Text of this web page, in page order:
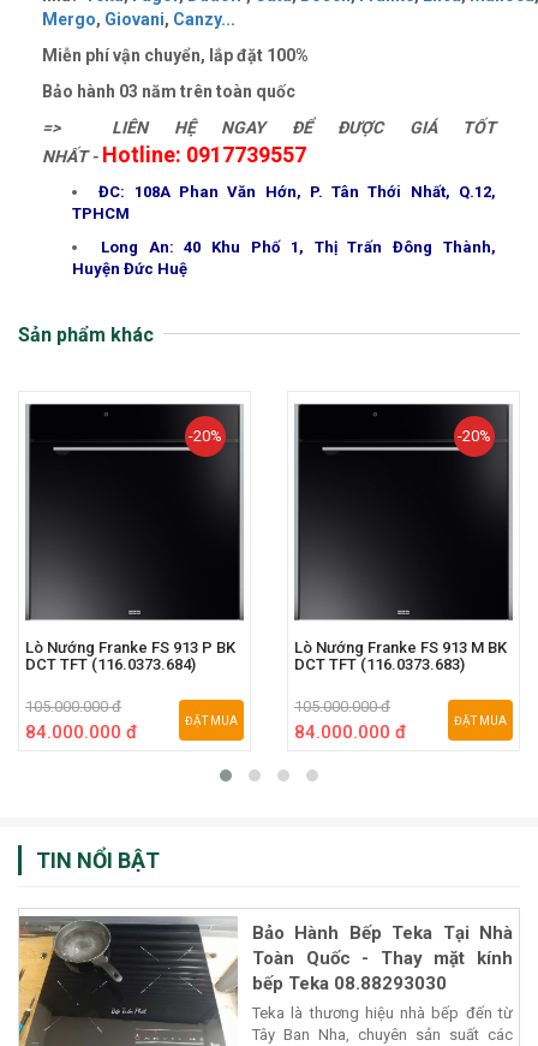
Mergo, Giovani, Canzy...
Miễn phí vận chuyển, lắp đặt 100%
Bảo hành 03 năm trên toàn quốc
=> LIÊN HỆ NGAY ĐỂ ĐƯỢC GIÁ TỐT
NHẤT - Hotline: 0917739557
ĐC: 108A Phan Văn Hớn, P. Tân Thới Nhất, Q.12,
TPHCM
Long An: 40 Khu Phố 1, Thị Trấn Đông Thành,
Huyện Đức Huệ
Sản phẩm khác
-20%
Lò Nướng Franke FS 913 P BK
DCT TFT (116.0373.684)
105.000.000 đ
84.000.000 đ
ĐẶT MUA
-20%
Lò Nướng Franke FS 913 M BK
DCT TFT (116.0373.683)
105.000.000 đ
84.000.000 đ
ĐẶT MUA
TIN NỔI BẬT
Bảo Hành Bếp Teka Tại Nhà
Toàn Quốc - Thay mặt kính
bếp Teka 08.88293030
Teka là thương hiệu nhà bếp đến từ
Tây Ban Nha, chuyên sản suất các